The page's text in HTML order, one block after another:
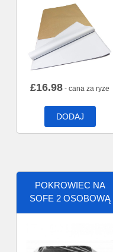
£16.98 - cana za ryze
DODAJ
POKROWIEC NA
SOFE 2 OSOBOWĄ